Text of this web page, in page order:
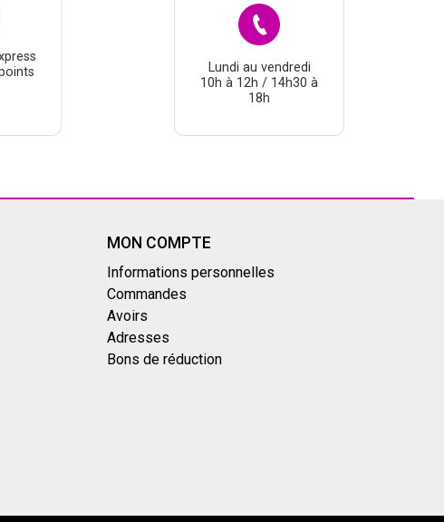
Lundi au vendredi
10h à 12h / 14h30 à
18h
MON COMPTE
Informations personnelles
Commandes
Avoirs
Adresses
Bons de réduction